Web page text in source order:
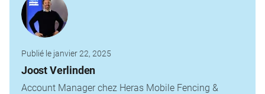
Publié le janvier 22, 2025
Joost Verlinden
Account Manager chez Heras Mobile Fencing &